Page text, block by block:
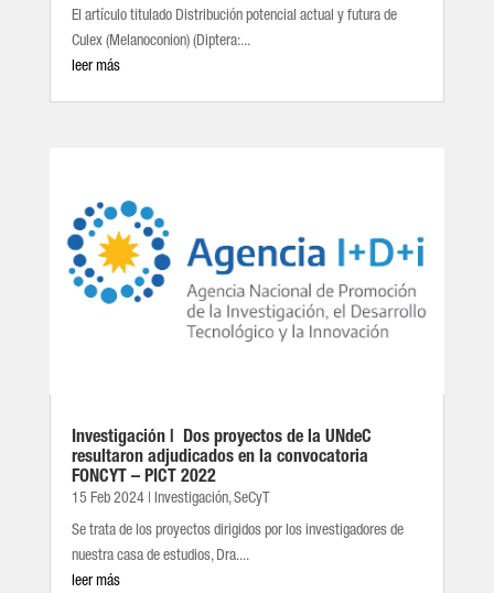
El artículo titulado Distribución potencial actual y futura de
Culex (Melanoconion) (Diptera:...
leer más
Investigación | Dos proyectos de la UNdeC
resultaron adjudicados en la convocatoria
FONCYT – PICT 2022
15 Feb 2024| Investigación,SeCyT
Se trata de los proyectos dirigidos por los investigadores de
nuestra casa de estudios, Dra....
leer más